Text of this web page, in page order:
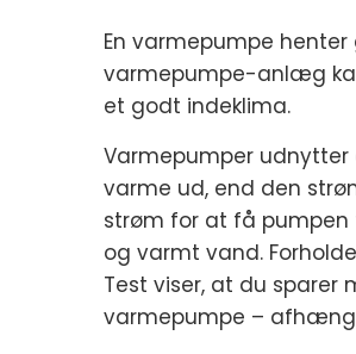
En varmepumpe
varmepumpe-anlæg
et godt indeklima.
Varmepumper
varme ud, end den
strøm for at få pumpen
og varmt vand.
Test viser, at du sparer
varmepumpe –